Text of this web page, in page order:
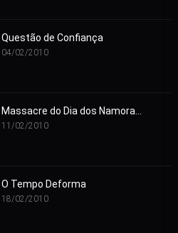
Questão de Confiança
04/02/2010
11/02/2010
O Tempo Deforma
18/02/2010